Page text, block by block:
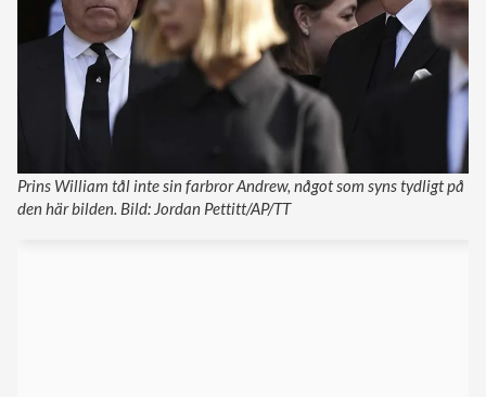
Prins William tål inte sin farbror Andrew, något som syns tydligt på
den här bilden. Bild: Jordan Pettitt/AP/TT